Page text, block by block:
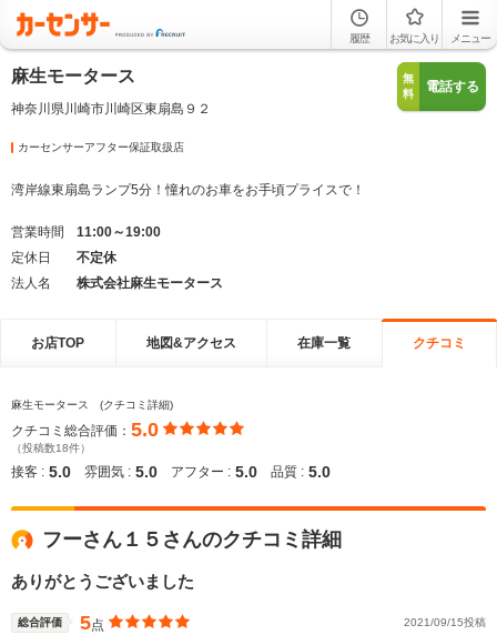
履歴 お気に入り メニュー
麻生モータース
神奈川県川崎市川崎区東扇島９２
無
料
電話する
カーセンサーアフター保証取扱店
湾岸線東扇島ランプ5分！憧れのお車をお手頃プライスで！
営業時間
11:00～19:00
定休日
不定休
法人名
株式会社麻生モータース
お店TOP 地図&アクセス 在庫一覧 クチコミ
麻生モータース (クチコミ詳細)
クチコミ総合評価： 5.0
（投稿数18件）
接客 : 5.0 雰囲気 : 5.0 アフター : 5.0 品質 : 5.0
フーさん１５さんのクチコミ詳細
ありがとうございました
総合評価 5点 2021/09/15投稿